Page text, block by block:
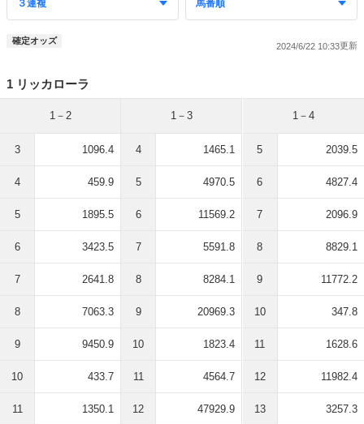
確定オッズ
2024/6/22 10:33
1 リッカローラ
1－2
3 1096.4
4 459.9
5 1895.5
6 3423.5
7 2641.8
8 7063.3
9 9450.9
10 433.7
11 1350.1
1－3
4 1465.1
5 4970.5
6 11569.2
7 5591.8
8 8284.1
9 20969.3
10 1823.4
11 4564.7
12 47929.9
1－4
5 2039.5
6 4827.4
7 2096.9
8 8829.1
9 11772.2
10 347.8
11 1628.6
12 11982.4
13 3257.3